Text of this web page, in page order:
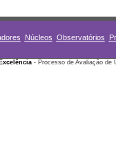
Núcleos Observatórios
- Processo de Avaliação de